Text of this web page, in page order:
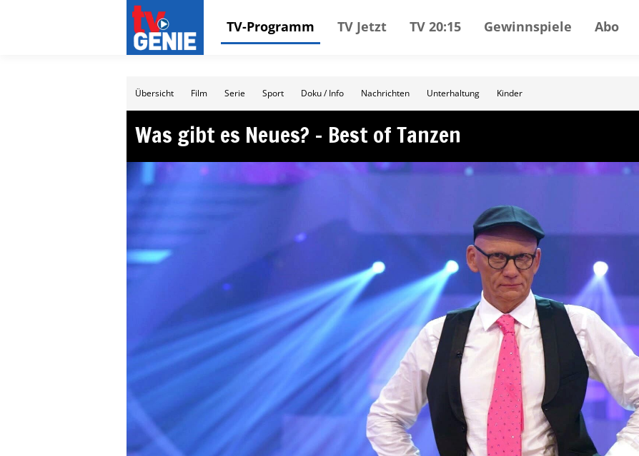
TV-Programm TV Jetzt TV 20:15 Gewinnspiele Abo
Übersicht Film Serie Sport Doku / Info Nachrichten Unterhaltung Kinder
Was gibt es Neues? – Best of Tanzen